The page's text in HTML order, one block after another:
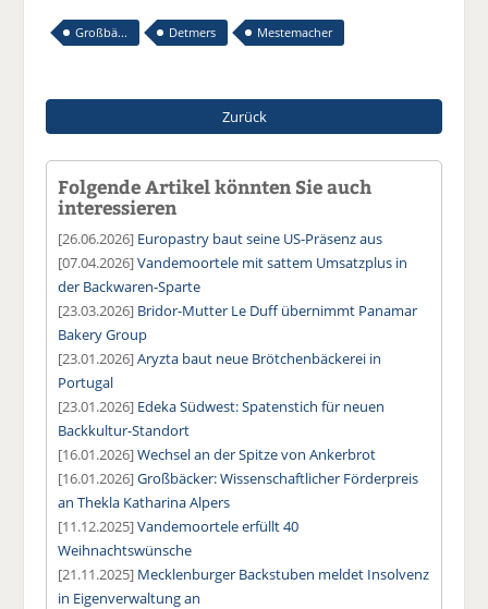
Großbä... Detmers Mestemacher
Zurück
Folgende Artikel könnten Sie auch
interessieren
[26.06.2026] Europastry baut seine US-Präsenz aus
[07.04.2026]Vandemoortele mit sattem Umsatzplus in
der Backwaren-Sparte
[23.03.2026] Bridor-Mutter Le Duff übernimmt Panamar
Bakery Group
[23.01.2026]Aryzta baut neue Brötchenbäckerei in
Portugal
[23.01.2026] Edeka Südwest: Spatenstich für neuen
Backkultur-Standort
[16.01.2026]Wechsel an der Spitze von Ankerbrot
[16.01.2026]Großbäcker: Wissenschaftlicher Förderpreis
an Thekla Katharina Alpers
[11.12.2025]Vandemoortele erfüllt 40
Weihnachtswünsche
[21.11.2025] Mecklenburger Backstuben meldet Insolvenz
in Eigenverwaltung an